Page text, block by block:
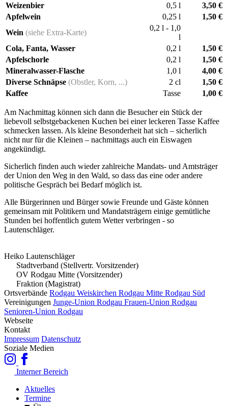
Weizenbier
0,5 l
3,50 €
Apfelwein
0,25 l​
1,50 €
Wein (siehe Extra-Karte)
0,2 l - 1,0
l​
Cola, Fanta, Wasser
0,2 l​
1,50 €
Apfelschorle
0,2 l​
1,50 €
Mineralwasser-Flasche
1,0 l​
4,00 €
Diverse Schnäpse (Obstler, Korn, ...) 2 cl​
1,50 €
Kaffee
Tasse 1,00 €
Am Nachmittag können sich dann die Besucher ein Stück der
liebevoll selbstgebackenen Kuchen bei einer leckeren Tasse Kaffee
schmecken lassen. Als kleine Besonderheit hat sich – sicherlich
nicht nur für die Kleinen – nachmittags auch ein Eiswagen
angekündigt.
Sicherlich finden auch wieder zahlreiche Mandats- und Amtsträger
der Union den Weg in den Wald, so dass das eine oder andere
politische Gespräch bei Bedarf möglich ist.
Alle Bürgerinnen und Bürger sowie Freunde und Gäste können
gemeinsam mit Politikern und Mandatsträgern einige gemütliche
Stunden bei hoffentlich gutem Wetter verbringen - so
Lautenschläger.
Heiko Lautenschläger
Stadtverband (Stellvertr. Vorsitzender)
OV Rodgau Mitte (Vorsitzender)
Fraktion (Magistrat)
Ortsverbände Rodgau Weiskirchen Rodgau Mitte Rodgau Süd
Vereinigungen Junge-Union Rodgau Frauen-Union Rodgau
Senioren-Union Rodgau
Webseite
Kontakt
Impressum Datenschutz
Soziale Medien
Interner Bereich
Aktuelles
Termine